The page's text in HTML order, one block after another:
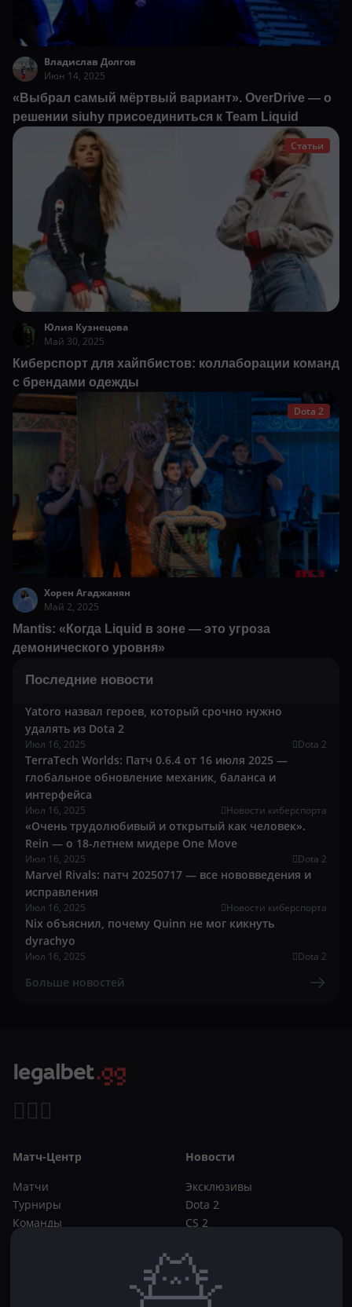
Владислав Долгов
Июн 14, 2025
«Выбрал самый мёртвый вариант». OverDrive — о
решении siuhy присоединиться к Team Liquid
Статьи
Юлия Кузнецова
Май 30, 2025
Киберспорт для хайпбистов: коллаборации команд
с брендами одежды
Dota 2
Хорен Агаджанян
Май 2, 2025
Mantis: «Когда Liquid в зоне — это угроза
демонического уровня»
Последние новости
Yatoro назвал героев, который срочно нужно
удалять из Dota 2
Июл 16, 2025 Dota 2
TerraTech Worlds: Патч 0.6.4 от 16 июля 2025 —
глобальное обновление механик, баланса и
интерфейса
Июл 16, 2025 Новости киберспорта
«Очень трудолюбивый и открытый как человек».
Rein — о 18-летнем мидере One Move
Июл 16, 2025 Dota 2
Marvel Rivals: патч 20250717 — все нововведения и
исправления
Июл 16, 2025 Новости киберспорта
Nix объяснил, почему Quinn не мог кикнуть
dyrachyo
Июл 16, 2025 Dota 2
Больше новостей
Матч-Центр
Матчи
Турниры
Команды
Новости
Эксклюзивы
Dota 2
CS 2
Букмекеры